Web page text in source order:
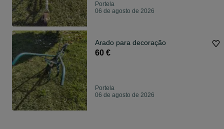
Portela
06 de agosto de 2026
Arado para decoração
60 €
Portela
06 de agosto de 2026